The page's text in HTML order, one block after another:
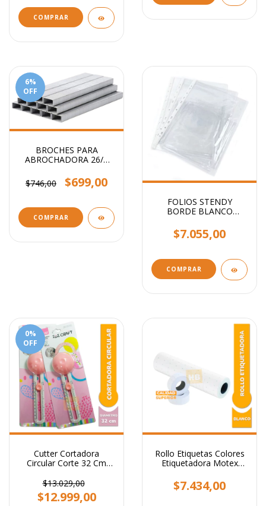
COMPRAR
6%
OFF
BROCHES PARA
ABROCHADORA 26/6
$746,00
$699,00
COMPRAR
FOLIOS STENDY
BORDE BLANCO
UNIDADES
$7.055,00
COMPRAR
0%
OFF
Cutter Cortadora
Circular Corte 32 Cm
$13.029,00
$12.999,00
Rollo Etiquetas Colores
Etiquetadora Motex
$7.434,00